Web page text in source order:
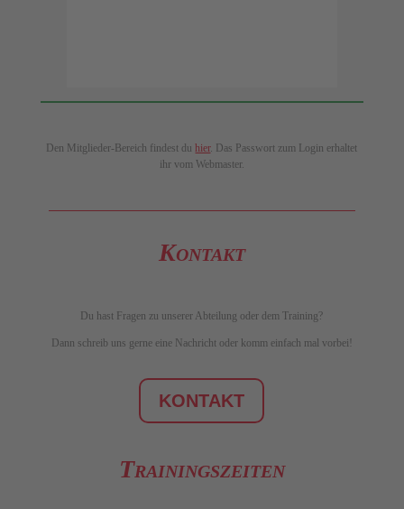
Den Mitglieder-Bereich findest duhier. Das Passwort zum Login erhaltet
ihr vom Webmaster.
Kontakt
Du hast Fragen zu unserer Abteilung oder dem Training?
Dann schreib uns gerne eine Nachricht oder komm einfach mal vorbei!
KONTAKT
Trainingszeiten